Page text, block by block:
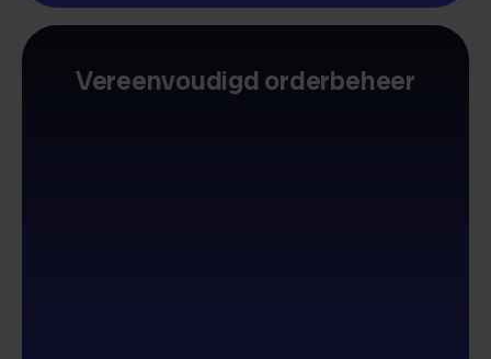
Vereenvoudigd orderbeheer